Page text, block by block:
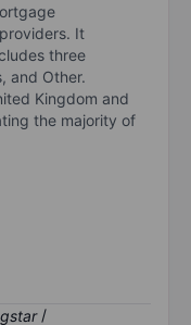
It
three
and Other.
Kingdom and
the majority of
/